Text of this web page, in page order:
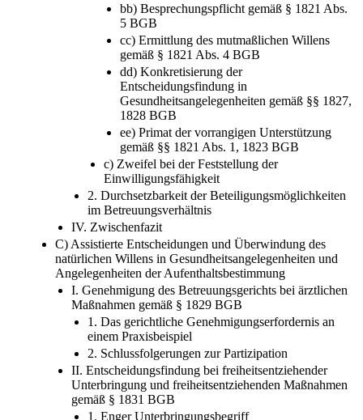
bb) Besprechungspflicht gemäß § 1821 Abs.
5 BGB
cc) Ermittlung des mutmaßlichen Willens
gemäß § 1821 Abs. 4 BGB
dd) Konkretisierung der
Entscheidungsfindung in
Gesundheitsangelegenheiten gemäß §§ 1827,
1828 BGB
ee) Primat der vorrangigen Unterstützung
gemäß §§ 1821 Abs. 1, 1823 BGB
c) Zweifel bei der Feststellung der
Einwilligungsfähigkeit
2. Durchsetzbarkeit der Beteiligungsmöglichkeiten
im Betreuungsverhältnis
IV. Zwischenfazit
C) Assistierte Entscheidungen und Überwindung des
natürlichen Willens in Gesundheitsangelegenheiten und
Angelegenheiten der Aufenthaltsbestimmung
I. Genehmigung des Betreuungsgerichts bei ärztlichen
Maßnahmen gemäß § 1829 BGB
1. Das gerichtliche Genehmigungserfordernis an
einem Praxisbeispiel
2. Schlussfolgerungen zur Partizipation
II. Entscheidungsfindung bei freiheitsentziehender
Unterbringung und freiheitsentziehenden Maßnahmen
gemäß § 1831 BGB
1. Enger Unterbringungsbegriff